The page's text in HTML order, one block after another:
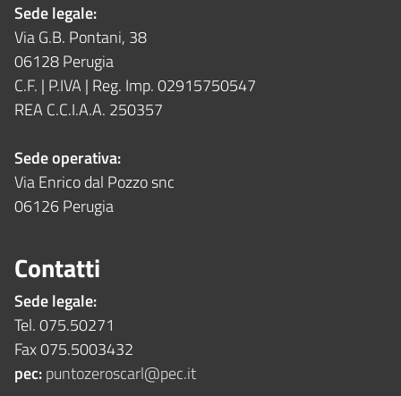
Sede legale:
Via G.B. Pontani, 38
06128 Perugia
C.F. | P.IVA | Reg. Imp. 02915750547
REA C.C.I.A.A. 250357
Sede operativa:
Via Enrico dal Pozzo snc
06126 Perugia
Contatti
Sede legale:
Tel. 075.50271
Fax 075.5003432
pec:puntozeroscarl@pec.it